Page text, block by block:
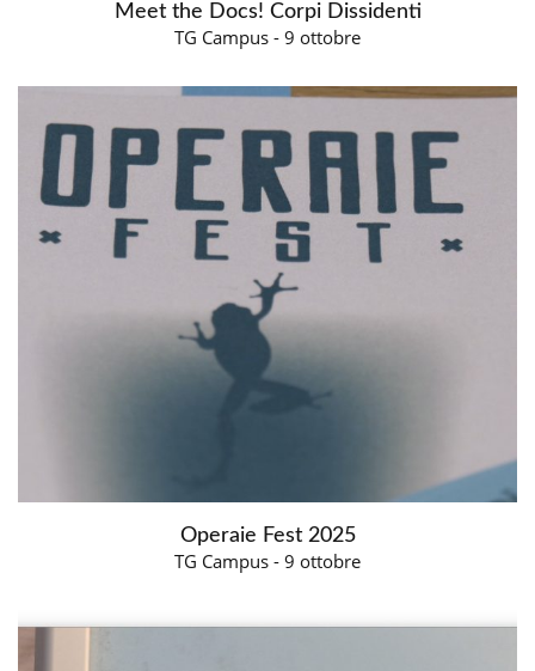
Meet the Docs! Corpi Dissidenti
TG Campus - 9 ottobre
Operaie Fest 2025
TG Campus - 9 ottobre